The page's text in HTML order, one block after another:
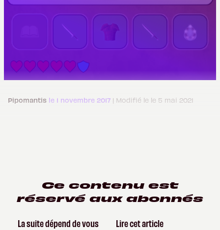
Pipomantis le 1 novembre 2017 | Modifié le le 5 mai 2021
Ce contenu est
réservé aux abonnés
La suite dépend de vous
Lire cet article